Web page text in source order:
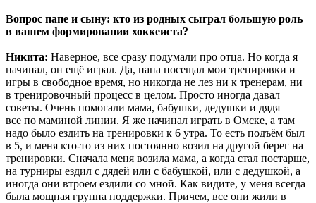
Вопрос папе и сыну: кто из родных сыграл большую роль
в вашем формировании хоккеиста?
Никита: Наверное, все сразу подумали про отца. Но когда я
начинал, он ещё играл. Да, папа посещал мои тренировки и
игры в свободное время, но никогда не лез ни к тренерам, ни
в тренировочный процесс в целом. Просто иногда давал
советы. Очень помогали мама, бабушки, дедушки и дядя —
все по маминой линии. Я же начинал играть в Омске, а там
надо было ездить на тренировки к 6 утра. То есть подъём был
в 5, и меня кто-то из них постоянно возил на другой берег на
тренировки. Сначала меня возила мама, а когда стал постарше,
на турниры ездил с дядей или с бабушкой, или с дедушкой, а
иногда они втроем ездили со мной. Как видите, у меня всегда
была мощная группа поддержки. Причем, все они жили в